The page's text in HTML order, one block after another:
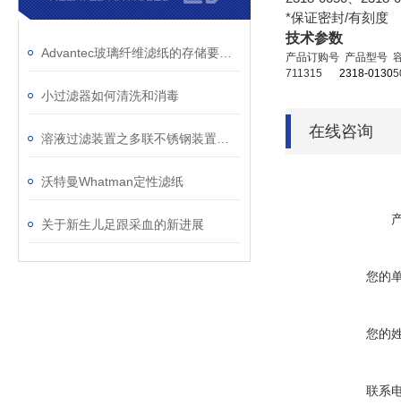
小过滤器如何清洗和消毒
沃特曼Whatman定性滤纸
关于新生儿足跟采血的新进展
*保证密封/有刻度
技术参数
产品订购号 产品型号
711315
2318-0130
在线咨询
您的
您的
联系